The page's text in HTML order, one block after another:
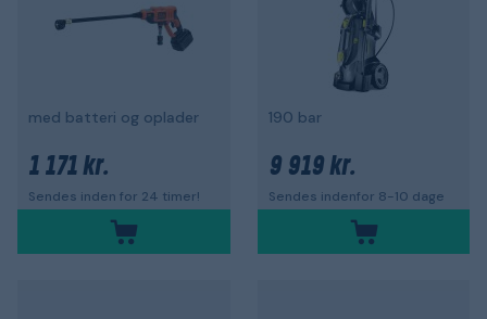
med batteri og oplader
1 171 kr.
Sendes inden for 24 timer!
190 bar
9 919 kr.
Sendes indenfor 8-10 dage